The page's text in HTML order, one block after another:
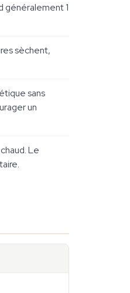
généralement 1
sèchent,
sans
un
Le